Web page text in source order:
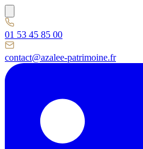
01 53 45 85 00
contact@azalee-patrimoine.fr